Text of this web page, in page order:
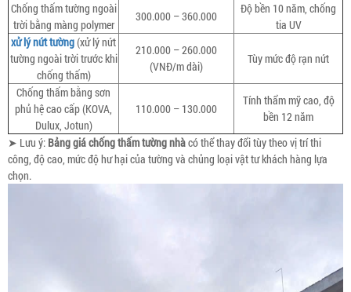
Chống thấm tường ngoài
trời bằng màng polymer
300.000 – 360.000
Độ bền 10 năm, chống
tia UV
xử lý nứt tường(xử lý nứt
tường ngoài trời trước khi
chống thấm)
210.000 – 260.000
(VNĐ/m dài)
Tùy mức độ rạn nứt
Chống thấm bằng sơn
phủ hệ cao cấp (KOVA,
Dulux, Jotun)
110.000 – 130.000
Tính thẩm mỹ cao, độ
bền 12 năm
➤ Lưu ý: Bảng giá chống thấm tường nhàcó thể thay đổi tùy theo vị trí thi
công, độ cao, mức độ hư hại của tường và chủng loại vật tư khách hàng lựa
chọn.